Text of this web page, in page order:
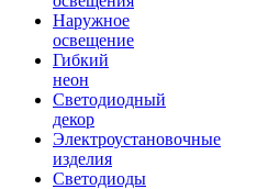
Наружное
освещение
Гибкий
неон
Светодиодный
декор
Электроустановочные
изделия
Светодиоды